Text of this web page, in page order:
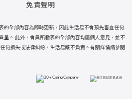
免責聲明
的全部內容為即時更新，因此生活易不會預先審查任何
量。 此外，會員所發表的全部內容均屬個人意見，並不
何損失或法律糾紛，生活易概不負責。有關詳情請參閱